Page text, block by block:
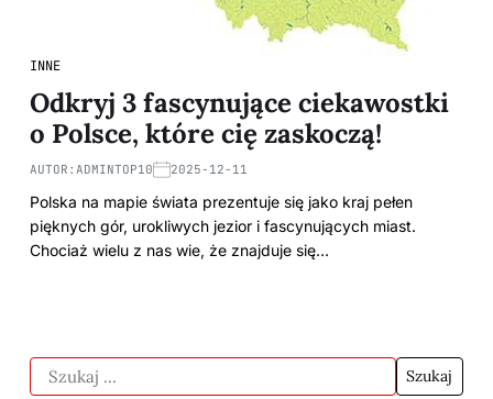
INNE
Odkryj 3 fascynujące ciekawostki
o Polsce, które cię zaskoczą!
AUTOR: ADMINTOP10 2025-12-11
Polska na mapie świata prezentuje się jako kraj pełen
pięknych gór, urokliwych jezior i fascynujących miast.
Chociaż wielu z nas wie, że znajduje się…